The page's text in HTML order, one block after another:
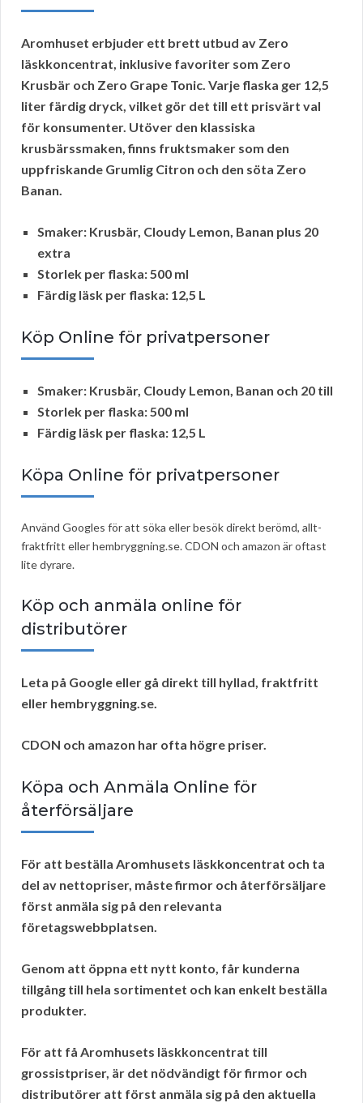
Aromhuset erbjuder ett brett utbud av Zero
läskkoncentrat, inklusive favoriter som Zero
Krusbär och Zero Grape Tonic. Varje flaska ger 12,5
liter färdig dryck, vilket gör det till ett prisvärt val
för konsumenter. Utöver den klassiska
krusbärssmaken, finns fruktsmaker som den
uppfriskande Grumlig Citron och den söta Zero
Banan.
Smaker: Krusbär, Cloudy Lemon, Banan plus 20
extra
Storlek per flaska:500 ml
Färdig läsk per flaska: 12,5 L
Köp Online för privatpersoner
Smaker: Krusbär, Cloudy Lemon, Banan och 20 till
Storlek per flaska:500 ml
Färdig läsk per flaska: 12,5 L
Köpa Online för privatpersoner
Använd Googles för att söka eller besök direkt berömd, allt-
fraktfritt eller hembryggning.se. CDON och amazon är oftast
lite dyrare.
Köp och anmäla online för
distributörer
Leta på Google eller gå direkt till hyllad, fraktfritt
eller hembryggning.se.
CDON och amazon har ofta högre priser.
Köpa och Anmäla Online för
återförsäljare
För att beställa Aromhusets läskkoncentrat och ta
del av nettopriser, måstefirmor och återförsäljare
först anmäla sig på den relevanta
företagswebbplatsen.
Genom att öppna ett nytt konto, får kunderna
tillgång till hela sortimentet och kan enkelt beställa
produkter.
För att få Aromhusets läskkoncentrat till
grossistpriser, är det nödvändigt förfirmor och
distributörer att först anmäla sig på den aktuella